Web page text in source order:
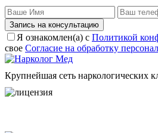
Запись на консультацию
Я ознакомлен(а) с Политикой
свое Согласие на обработку
Крупнейшая сеть наркологических